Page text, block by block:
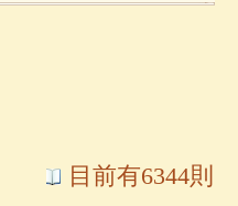
目前有6344則